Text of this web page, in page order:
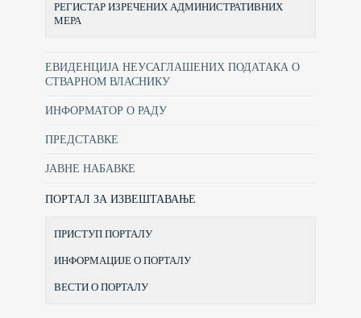
РЕГИСТАР ИЗРЕЧЕНИХ АДМИНИСТРАТИВНИХ
МЕРА
ЕВИДЕНЦИЈА НЕУСАГЛАШЕНИХ ПОДАТАКА О
СТВАРНОМ ВЛАСНИКУ
ИНФОРМАТОР О РАДУ
ПРЕДСТАВКЕ
ЈАВНЕ НАБАВКЕ
ПОРТАЛ ЗА ИЗВЕШТАВАЊЕ
ПРИСТУП ПОРТАЛУ
ИНФОРМАЦИЈЕ О ПОРТАЛУ
ВЕСТИ О ПОРТАЛУ